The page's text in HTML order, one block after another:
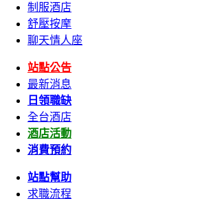
制服酒店
舒壓按摩
聊天情人座
站點公告
最新消息
日領職缺
全台酒店
酒店活動
消費預約
站點幫助
求職流程